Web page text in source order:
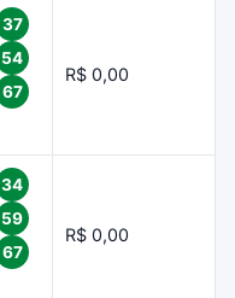
37
54
67
R$ 0,00
34
59
67
R$ 0,00